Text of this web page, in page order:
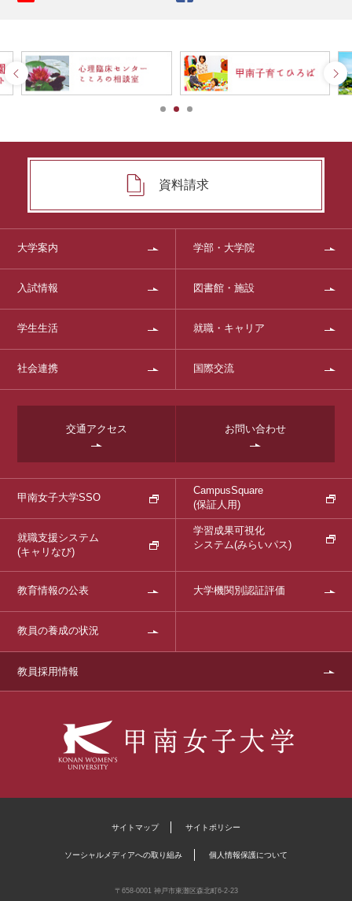
資料請求
大学案内 学部・大学院
入試情報 図書館・施設
学生生活 就職・キャリア
社会連携 国際交流
交通アクセス お問い合わせ
甲南女子大学SSO
CampusSquare
(保証人用)
就職支援システム
(キャリなび)
学習成果可視化
システム(みらいパス)
教育情報の公表 大学機関別認証評価
教員の養成の状況
教員採用情報
サイトマップ サイトポリシー
ソーシャルメディアへの取り組み 個人情報保護について
〒658-0001 神戸市東灘区森北町6-2-23